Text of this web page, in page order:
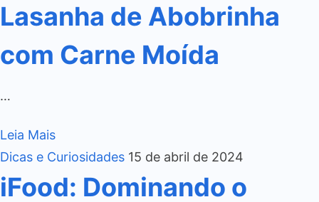
Lasanha de Abobrinha
com Carne Moída
…
Leia Mais
Dicas e Curiosidades 15 de abril de 2024
iFood: Dominando o